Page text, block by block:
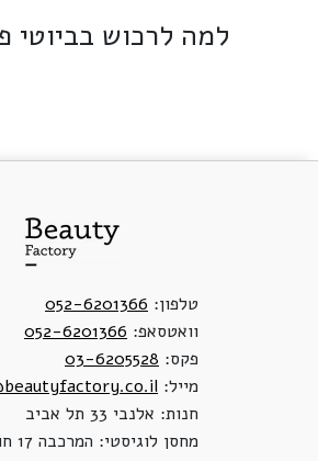
למה לרכוש בביוטי
טלפון: 052-6201366
וואטסאפ: 052-6201366
פקס: 03-6205528
מייל:
חנות: אלנבי 33 תל אביב
מחסן לוגיסטי: המרכבה 17 חולון